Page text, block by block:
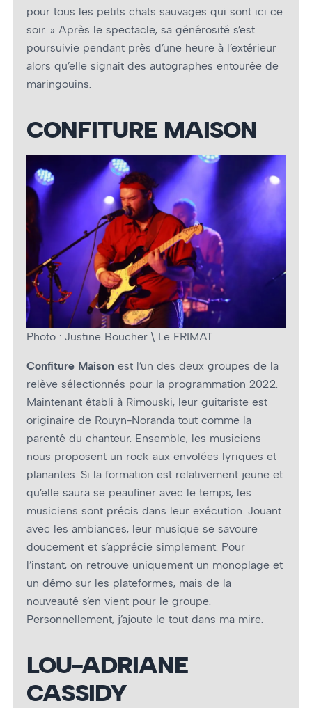
pour tous les petits chats sauvages qui sont ici ce
soir. » Après le spectacle, sa générosité s’est
poursuivie pendant près d’une heure à l’extérieur
alors qu’elle signait des autographes entourée de
maringouins.
CONFITURE MAISON
Photo : Justine Boucher \ Le FRIMAT
Confiture Maison est l’un des deux groupes de la
relève sélectionnés pour la programmation 2022.
Maintenant établi à Rimouski, leur guitariste est
originaire de Rouyn-Noranda tout comme la
parenté du chanteur. Ensemble, les musiciens
nous proposent un rock aux envolées lyriques et
planantes. Si la formation est relativement jeune et
qu’elle saura se peaufiner avec le temps, les
musiciens sont précis dans leur exécution. Jouant
avec les ambiances, leur musique se savoure
doucement et s’apprécie simplement. Pour
l’instant, on retrouve uniquement un monoplage et
un démo sur les plateformes, mais de la
nouveauté s’en vient pour le groupe.
Personnellement, j’ajoute le tout dans ma mire.
LOU-ADRIANE
CASSIDY